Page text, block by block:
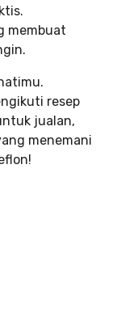
membuat
resep
jualan,
menemani